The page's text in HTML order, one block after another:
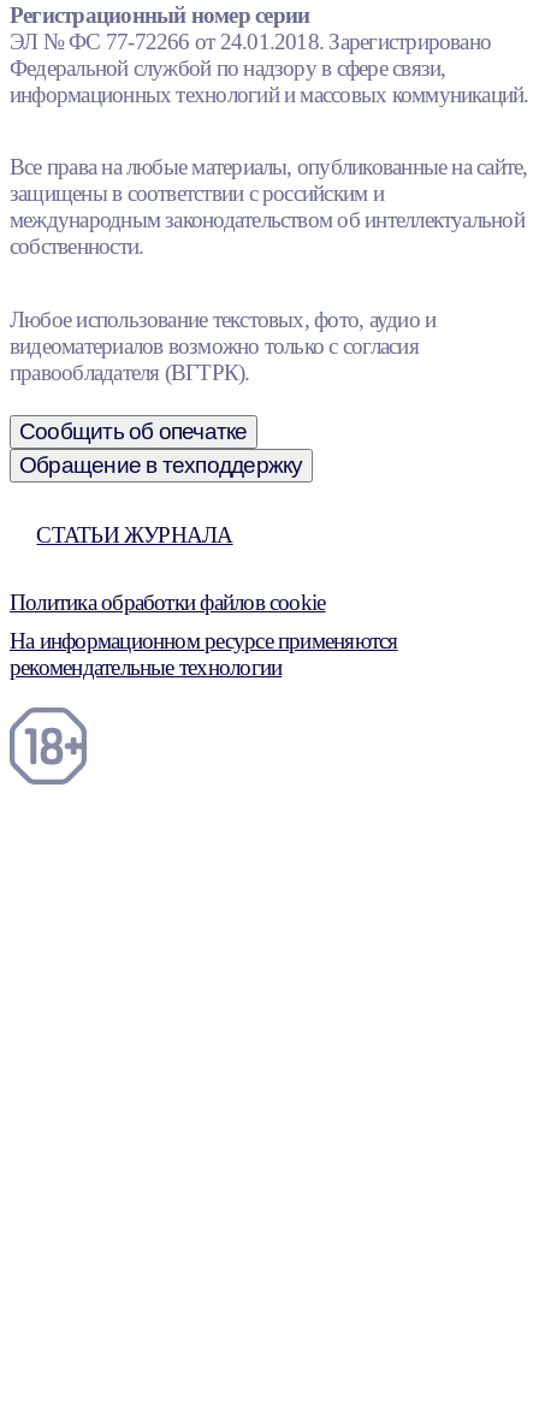
Регистрационный номер серии
ЭЛ № ФС 77-72266 от 24.01.2018. Зарегистрировано
Федеральной службой по надзору в сфере связи,
информационных технологий и массовых коммуникаций.
Все права на любые материалы, опубликованные на сайте,
защищены в соответствии с российским и
международным законодательством об интеллектуальной
собственности.
Любое использование текстовых, фото, аудио и
видеоматериалов возможно только с согласия
правообладателя (ВГТРК).
Сообщить об опечатке
Обращение в техподдержку
СТАТЬИ ЖУРНАЛА
Политика обработки файлов cookie
На информационном ресурсе применяются
рекомендательные технологии